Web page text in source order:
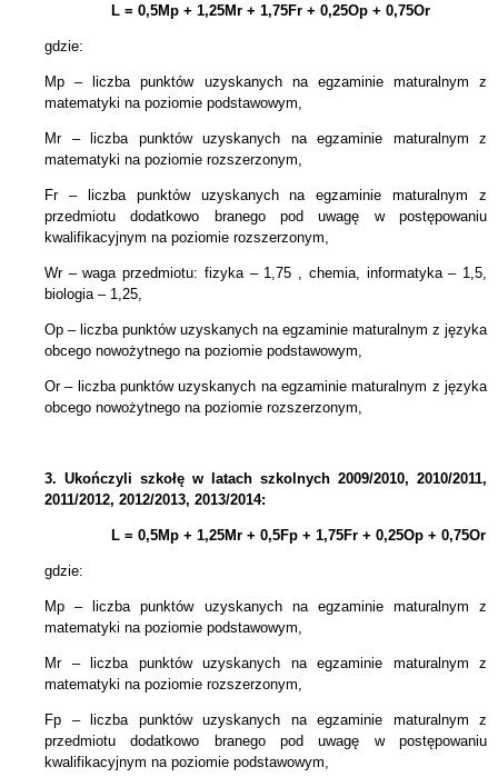
L = 0,5Mp + 1,25Mr + 1,75Fr + 0,25Op + 0,75Or
gdzie:
Mp – liczba punktów uzyskanych na egzaminie maturalnym z
matematyki na poziomie podstawowym,
Mr – liczba punktów uzyskanych na egzaminie maturalnym z
matematyki na poziomie rozszerzonym,
Fr – liczba punktów uzyskanych na egzaminie maturalnym z
przedmiotu dodatkowo branego pod uwagę w postępowaniu
kwalifikacyjnym na poziomie rozszerzonym,
Wr – waga przedmiotu: fizyka – 1,75 , chemia, informatyka – 1,5,
biologia – 1,25,
Op – liczba punktów uzyskanych na egzaminie maturalnym z języka
obcego nowożytnego na poziomie podstawowym,
Or – liczba punktów uzyskanych na egzaminie maturalnym z języka
obcego nowożytnego na poziomie rozszerzonym,
3. Ukończyli szkołę w latach szkolnych 2009/2010, 2010/2011,
2011/2012, 2012/2013, 2013/2014:
L = 0,5Mp + 1,25Mr + 0,5Fp + 1,75Fr + 0,25Op + 0,75Or
gdzie:
Mp – liczba punktów uzyskanych na egzaminie maturalnym z
matematyki na poziomie podstawowym,
Mr – liczba punktów uzyskanych na egzaminie maturalnym z
matematyki na poziomie rozszerzonym,
Fp – liczba punktów uzyskanych na egzaminie maturalnym z
przedmiotu dodatkowo branego pod uwagę w postępowaniu
kwalifikacyjnym na poziomie podstawowym,